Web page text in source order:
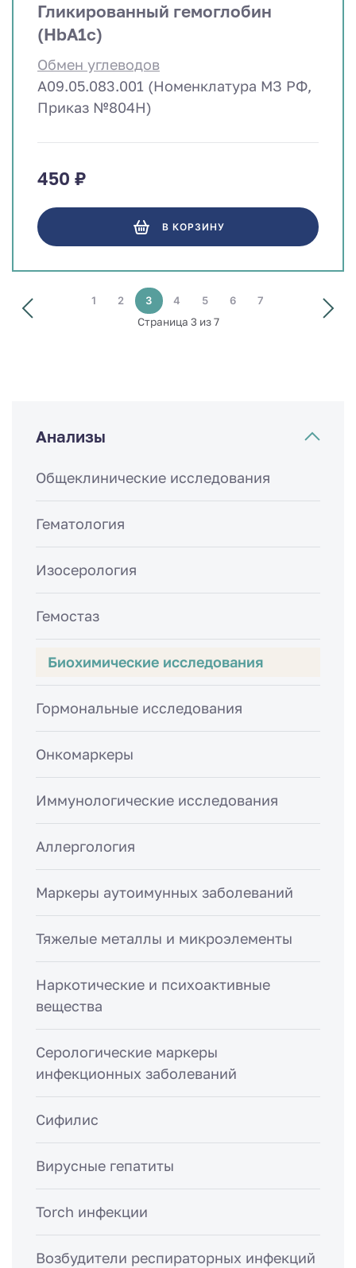
Анализы
Общеклинические исследования
Гематология
Изосерология
Гемостаз
Биохимические исследования
Гормональные исследования
Онкомаркеры
Иммунологические исследования
Аллергология
Маркеры аутоимунных заболеваний
Тяжелые металлы и микроэлементы
Наркотические и психоактивные
вещества
Серологические маркеры
инфекционных заболеваний
Сифилис
Вирусные гепатиты
Torch инфекции
Возбудители респираторных инфекций
Гликированный гемоглобин
(HbА1c)
Обмен углеводов
A09.05.083.001 (Номенклатура МЗ РФ,
Приказ №804Н)
450 ₽
В КОРЗИНУ
1 2 3 4 5 6
7
Страница 3 из 7